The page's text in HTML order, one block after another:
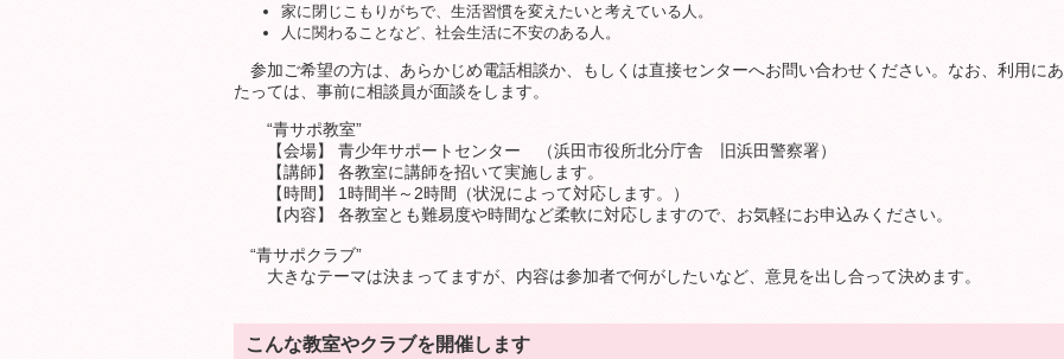
家に閉じこもりがちで、生活習慣を変えたいと考えている人。
人に関わることなど、社会生活に不安のある人。
参加ご希望の方は、あらかじめ電話相談か、もしくは直接センターへお問い合わせください。なお、利用にあ
たっては、事前に相談員が面談をします。
“青サポ教室”
【会場】 青少年サポートセンター （浜田市役所北分庁舎 旧浜田警察署）
【講師】 各教室に講師を招いて実施します。
【時間】 1時間半～2時間（状況によって対応します。）
【内容】 各教室とも難易度や時間など柔軟に対応しますので、お気軽にお申込みください。
“青サポクラブ”
大きなテーマは決まってますが、内容は参加者で何がしたいなど、意見を出し合って決めます。
こんな教室やクラブを開催します